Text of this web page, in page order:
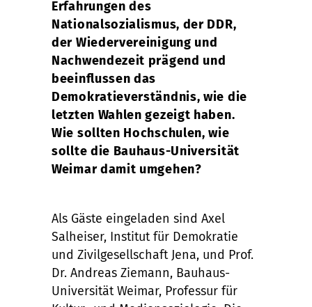
Erfahrungen des
Nationalsozialismus, der DDR,
der Wiedervereinigung und
Nachwendezeit prägend und
beeinflussen das
Demokratieverständnis, wie die
letzten Wahlen gezeigt haben.
Wie sollten Hochschulen, wie
sollte die Bauhaus-Universität
Weimar damit umgehen?
Als Gäste eingeladen sind Axel
Salheiser, Institut für Demokratie
und Zivilgesellschaft Jena, und Prof.
Dr. Andreas Ziemann, Bauhaus-
Universität Weimar, Professur für